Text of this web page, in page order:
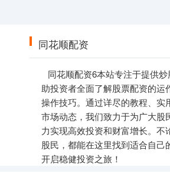
同花顺配资
同花顺配资6本站专注于提供
助投资者全面了解股票配资的运
操作技巧。通过详尽的教程、实
市场动态，我们致力于为广大股
力实现高效投资和财富增长。不
股民，都能在这里找到适合自己
开启稳健投资之旅！